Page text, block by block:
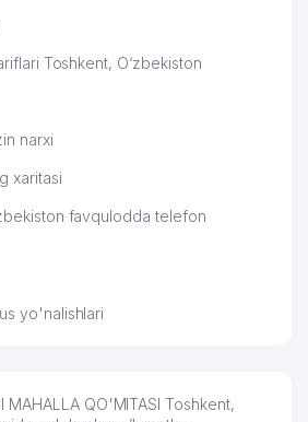
Toshkent, O‘zbekiston
narxi
xaritasi
favqulodda telefon
yo'nalishlari
MAHALLA QO'MITASI Toshkent,